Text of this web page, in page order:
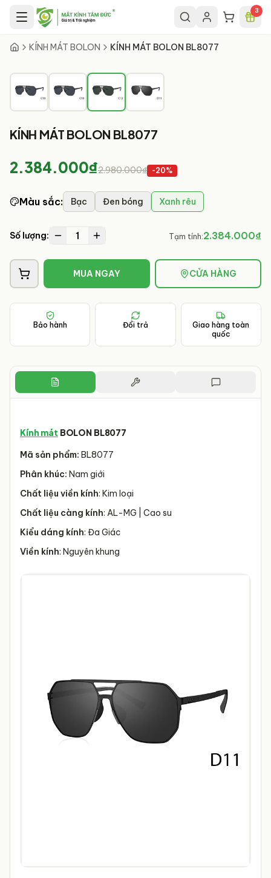
Chuyển đến nội dung chính 3
KÍNH MÁT BOLON KÍNH MÁT BOLON BL8077
KÍNH MÁT BOLON BL8077
2.384.000₫2.980.000₫ -20%
Màu sắc: Bạc Đen bóng Xanh rêu
Số lượng: 1 Tạm tính:2.384.000₫
MUA NGAY CỬA HÀNG
Bảo hành Đổi trả
Giao hàng toàn
quốc
Kính mát BOLON BL8077
Mã sản phẩm: BL8077
Phân khúc: Nam giới
Chất liệu viền kính: Kim loại
Chất liệu càng kính: AL-MG | Cao su
Kiểu dáng kính: Đa Giác
Viền kính: Nguyên khung